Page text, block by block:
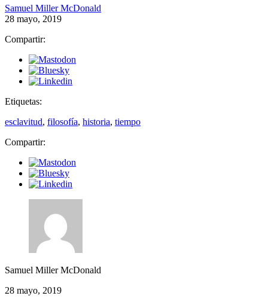
Samuel Miller McDonald
28 mayo, 2019
Compartir:
Etiquetas:
esclavitud, filosofía, historia, tiempo
Compartir:
Samuel Miller McDonald
28 mayo, 2019